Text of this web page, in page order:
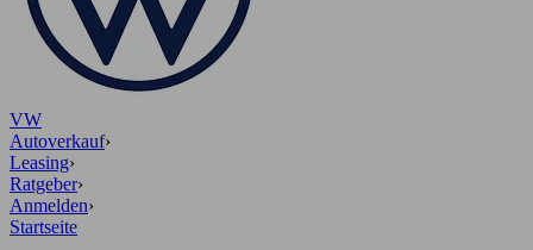
VW
Autoverkauf›
Leasing›
Ratgeber›
Anmelden›
Startseite